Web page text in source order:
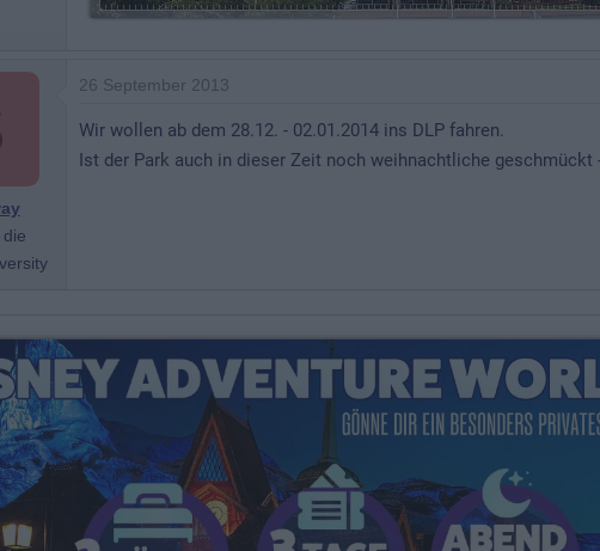
26 September 2013
Wir wollen ab dem 28.12. - 02.01.2014 ins DLP fahren.
Ist der Park auch in dieser Zeit noch weihnachtliche